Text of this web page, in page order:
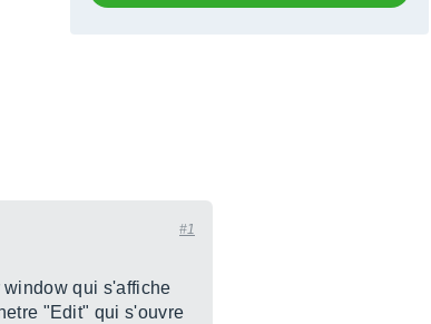
#1
qui s'affiche
"Edit" qui s'ouvre